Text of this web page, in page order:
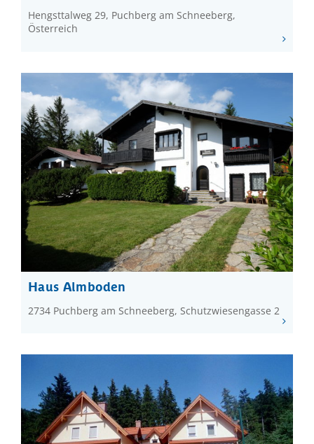
Hengsttalweg 29, Puchberg am Schneeberg,
Österreich
Haus Almboden
2734 Puchberg am Schneeberg, Schutzwiesengasse 2